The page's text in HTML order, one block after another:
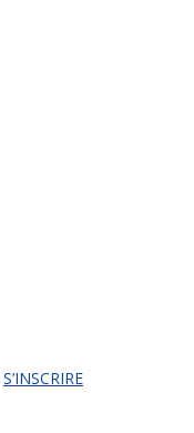
S’INSCRIRE